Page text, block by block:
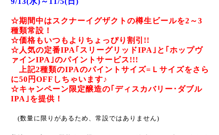
☆期間中はスクナーイグザクトの樽生ビールを2～3
種類常設！
☆価格もいつもよりちょっぴり割引!!
☆人気の定番IPA｢スリーグリッドIPA｣と｢ホップヴ
ァインIPA｣のパイントサービス!!!
上記2種類のIPAのパイントサイズ=Ｌサイズをさら
に50円OFFしちゃいます♪
☆キャンペーン限定醸造の｢ディスカバリー･ダブル
IPA｣を提供！
(数量に限りがあるため、常設ではありません)